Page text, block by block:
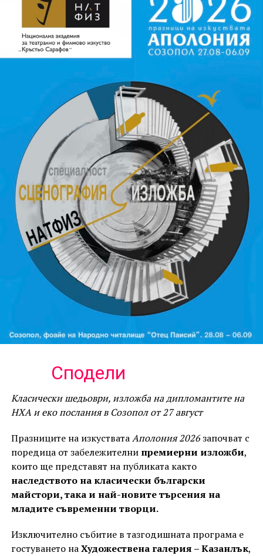
Сподели
Класически шедьоври, изложба на дипломантите на
НХА и еко послания в Созопол от 27 август
Празниците на изкустватаАполония 2026започват с
поредица от забележителни премиерни изложби,
които ще представят на публиката както
наследството на класически български
майстори, така и най-новите търсения на
младите съвременни творци.
Изключително събитие в тазгодишната програма е
гостуването наХудожествена галерия – Казанлък,